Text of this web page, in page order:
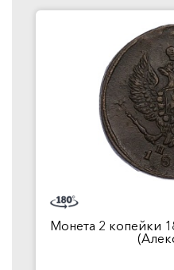
Монета 2 копейки